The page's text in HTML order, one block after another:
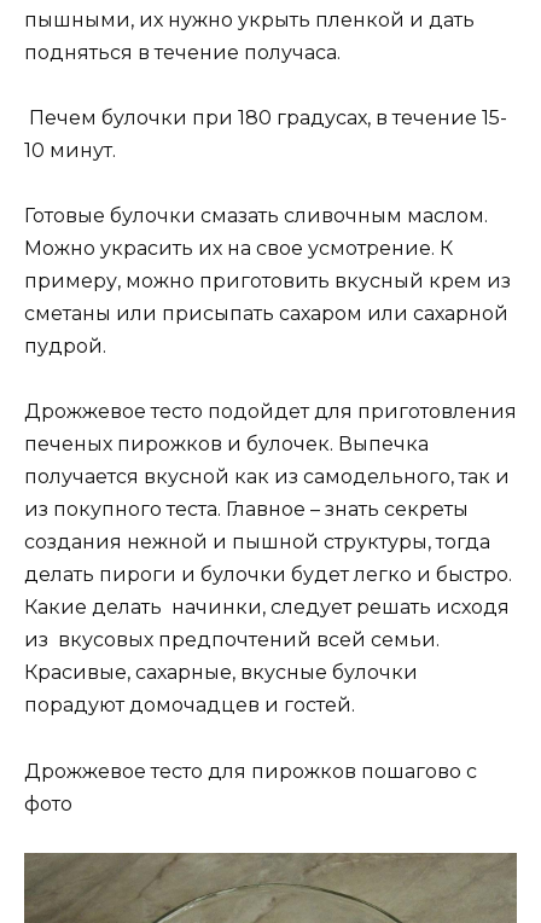
пышными, их нужно укрыть пленкой и дать
подняться в течение получаса.
Печем булочки при 180 градусах, в течение 15-
10 минут.
Готовые булочки смазать сливочным маслом.
Можно украсить их на свое усмотрение. К
примеру, можно приготовить вкусный крем из
сметаны или присыпать сахаром или сахарной
пудрой.
Дрожжевое тесто подойдет для приготовления
печеных пирожков и булочек. Выпечка
получается вкусной как из самодельного, так и
из покупного теста. Главное – знать секреты
создания нежной и пышной структуры, тогда
делать пироги и булочки будет легко и быстро.
Какие делать начинки, следует решать исходя
из вкусовых предпочтений всей семьи.
Красивые, сахарные, вкусные булочки
порадуют домочадцев и гостей.
Дрожжевое тесто для пирожков пошагово с
фото